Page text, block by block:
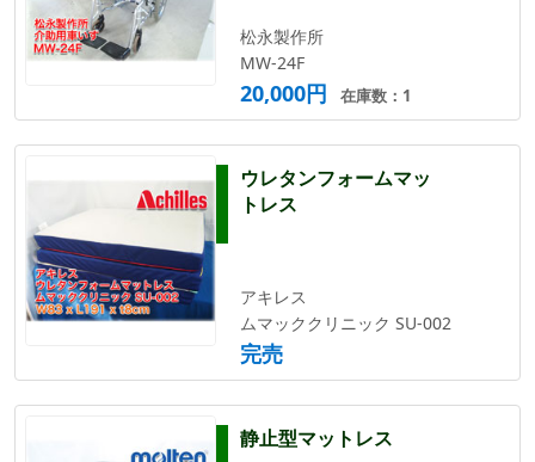
松永製作所
MW-24F
20,000円 在庫数：1
ウレタンフォームマッ
トレス
アキレス
ムマッククリニック SU-002
完売
静止型マットレス